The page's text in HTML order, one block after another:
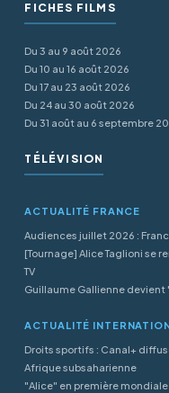
FICHES FILMS
Du 3 au 9 août 2026
Du 10 au 16 août 2026
Du 17 au 23 août 2026
Du 24 au 30 août 2026
Du 31 août au 6 septembre
TÉLÉVISION
ACTUALITÉ FRANCE
Audiences juillet 2026 :
[Tournage] Alice Taglioni se
TV
Guillaume Gallienne devient
ACTUALITÉ
Droits sportifs : Canal+
Afrique subsaharienne
"Alice" en première mondiale